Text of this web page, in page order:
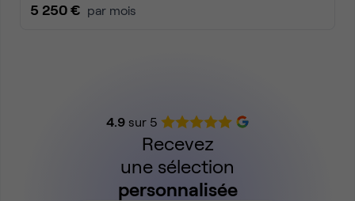
5 250 € par mois
4.9sur 5
Recevez
une sélection
personnalisée